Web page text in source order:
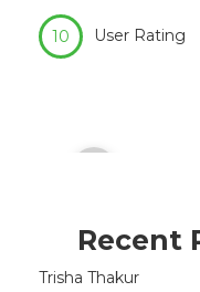
User Rating
10
Player
Recent
Trisha Thakur